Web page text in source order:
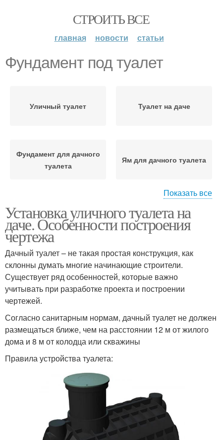
СТРОИТЬ ВСЕ
главная новости статьи
Фундамент под туалет
Уличный туалет Туалет на даче
Фундамент для дачного
туалета
Ям для дачного туалета
Туалет для дачи Дачный туалет
Туалет без фундамента
Показать все
Установка уличного туалета на
даче. Особенности построения
чертежа
Дачный туалет – не такая простая конструкция, как
склонны думать многие начинающие строители.
Существует ряд особенностей, которые важно
учитывать при разработке проекта и построении
чертежей.
Согласно санитарным нормам, дачный туалет не должен
размещаться ближе, чем на расстоянии 12 м от жилого
дома и 8 м от колодца или скважины
Правила устройства туалета: